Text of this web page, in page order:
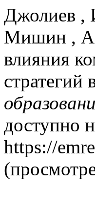
Джолиев ,
Мишин , А.
влияния
стратегий
доступно
https://